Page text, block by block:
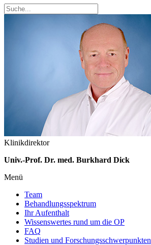
Klinikdirektor
Univ.-Prof. Dr. med. Burkhard Dick
Menü
Team
Behandlungsspektrum
Ihr Aufenthalt
Wissenswertes rund um die OP
FAQ
Studien und Forschungsschwerpunkten